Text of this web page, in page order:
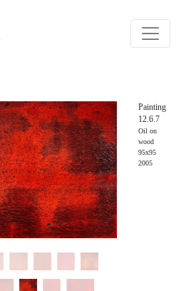
Painting
12.6.7
Oil on
wood
95x95
2005